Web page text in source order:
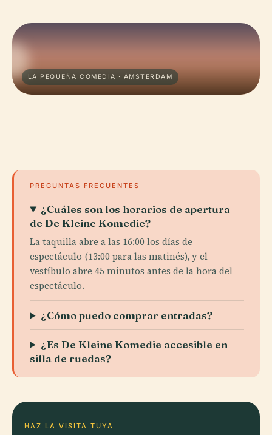
LA PEQUEÑA COMEDIA · ÁMSTERDAM
PREGUNTAS FRECUENTES
¿Cuáles son los horarios de apertura
de De Kleine Komedie?
La taquilla abre a las 16:00 los días de
espectáculo (13:00 para las matinés), y el
vestíbulo abre 45 minutos antes de la hora del
espectáculo.
¿Cómo puedo comprar entradas?
¿Es De Kleine Komedie accesible en
silla de ruedas?
HAZ LA VISITA TUYA